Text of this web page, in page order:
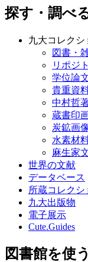
探す・調べ
九大コレクシ
図書・
リポジ
学位論
貴重資
中村哲
蔵書印
炭鉱画
水素材
麻生家
世界の文献
データベース
所蔵コレクシ
九大出版物
電子展示
Cute.Guides
図書館を使う